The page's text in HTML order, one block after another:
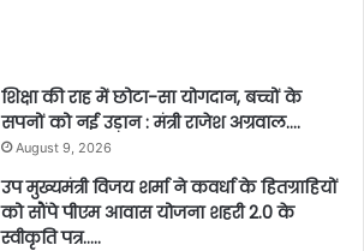
शिक्षा की राह में छोटा-सा योगदान, बच्चों के
सपनों को नई उड़ान : मंत्री राजेश अग्रवाल….
August 9, 2026
उप मुख्यमंत्री विजय शर्मा ने कवर्धा के हितग्राहियों
को सौंपे पीएम आवास योजना शहरी 2.0 के
स्वीकृति पत्र…..